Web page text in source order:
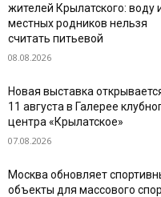
жителей Крылатского: воду
местных родников нельзя
считать питьевой
08.08.2026
Новая выставка
11 августа в Галерее
центра «Крылатское»
07.08.2026
Москва обновляет
объекты для массового